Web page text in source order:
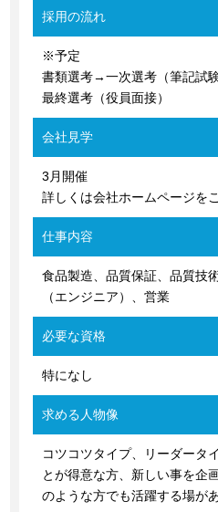
採用の流れ
※予定
書類選考→一次選考（筆記試
最終選考（役員面接）
会社見学
3月開催
詳しくは会社ホームページを
仕事内容
食品製造、品質保証、品質技
（エンジニア）、営業
必要な資格
特になし
求める人物像
コツコツタイプ、リーダータ
とが得意な方、新しい事を企
のような方でも活躍する場が